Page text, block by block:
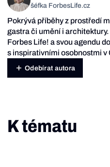
šéfka ForbesLife.cz
Pokrývá příběhy z prostředí
gastra či umění i
Forbes Life! a svou agendu
s inspirativními osobnostmi v
Odebírat autora
K tématu